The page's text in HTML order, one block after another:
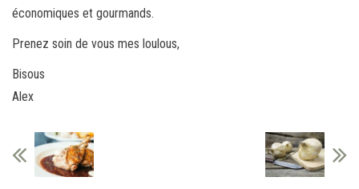
économiques et gourmands.
Prenez soin de vous mes loulous,
Bisous
Alex